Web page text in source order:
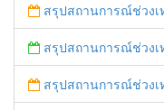
สรุปสถานการณ์ช่วงเทศก
สรุปสถานการณ์ช่วงเทศก
สรุปสถานการณ์ช่วงเทศกา